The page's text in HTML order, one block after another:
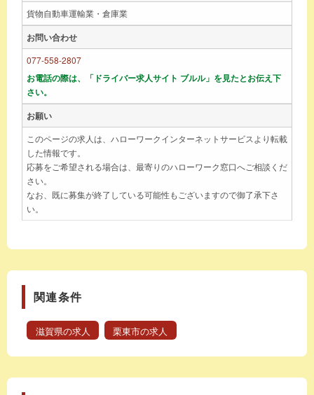
貨物自動車運輸業・倉庫業
お問い合わせ
077-558-2807
お電話の際は、「ドライバー求人サイト ブルル」を見たとお伝え下
さい。
お願い
このページの求人は、ハローワークインターネットサービスより転載
した情報です。
応募をご希望される場合は、最寄りのハローワーク窓口へご相談くだ
さい。
なお、既に募集が終了している可能性もございますので御了承下さ
い。
関連条件
滋賀県の求人 栗東市の求人